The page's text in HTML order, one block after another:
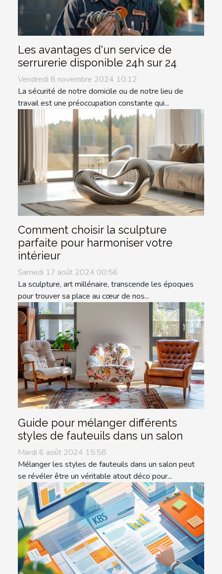
Les avantages d'un service de
serrurerie disponible 24h sur 24
Vendredi 8 novembre 2024 10:12
La sécurité de notre domicile ou de notre lieu de
travail est une préoccupation constante qui...
Comment choisir la sculpture
parfaite pour harmoniser votre
intérieur
Samedi 17 août 2024 00:56
La sculpture, art millénaire, transcende les époques
pour trouver sa place au cœur de nos...
Guide pour mélanger différents
styles de fauteuils dans un salon
Mardi 6 août 2024 15:58
Mélanger les styles de fauteuils dans un salon peut
se révéler être un véritable atout déco pour...